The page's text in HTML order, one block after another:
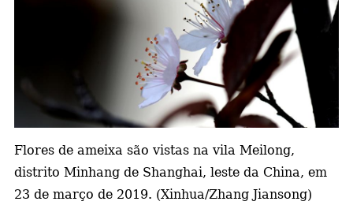
Flores de ameixa são vistas na vila Meilong,
distrito Minhang de Shanghai, leste da China, em
23 de março de 2019. (Xinhua/Zhang Jiansong)